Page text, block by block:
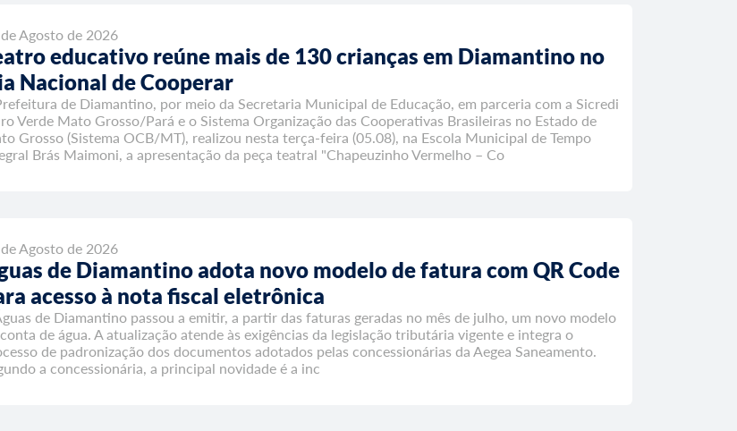
Agosto de 2026
educativo reúne mais de 130 crianças em Diamantino no
Nacional de Cooperar
de Diamantino, por meio da Secretaria Municipal de Educação, em parceria com a Sicredi
Verde Mato Grosso/Pará e o Sistema Organização das Cooperativas Brasileiras no Estado de
Grosso (Sistema OCB/MT), realizou nesta terça-feira (05.08), na Escola Municipal de Tempo
Brás Maimoni, a apresentação da peça teatral "Chapeuzinho Vermelho – Co
Agosto de 2026
de Diamantino adota novo modelo de fatura com QR Code
acesso à nota fiscal eletrônica
de Diamantino passou a emitir, a partir das faturas geradas no mês de julho, um novo modelo
de água. A atualização atende às exigências da legislação tributária vigente e integra o
de padronização dos documentos adotados pelas concessionárias da Aegea Saneamento.
a concessionária, a principal novidade é a inc